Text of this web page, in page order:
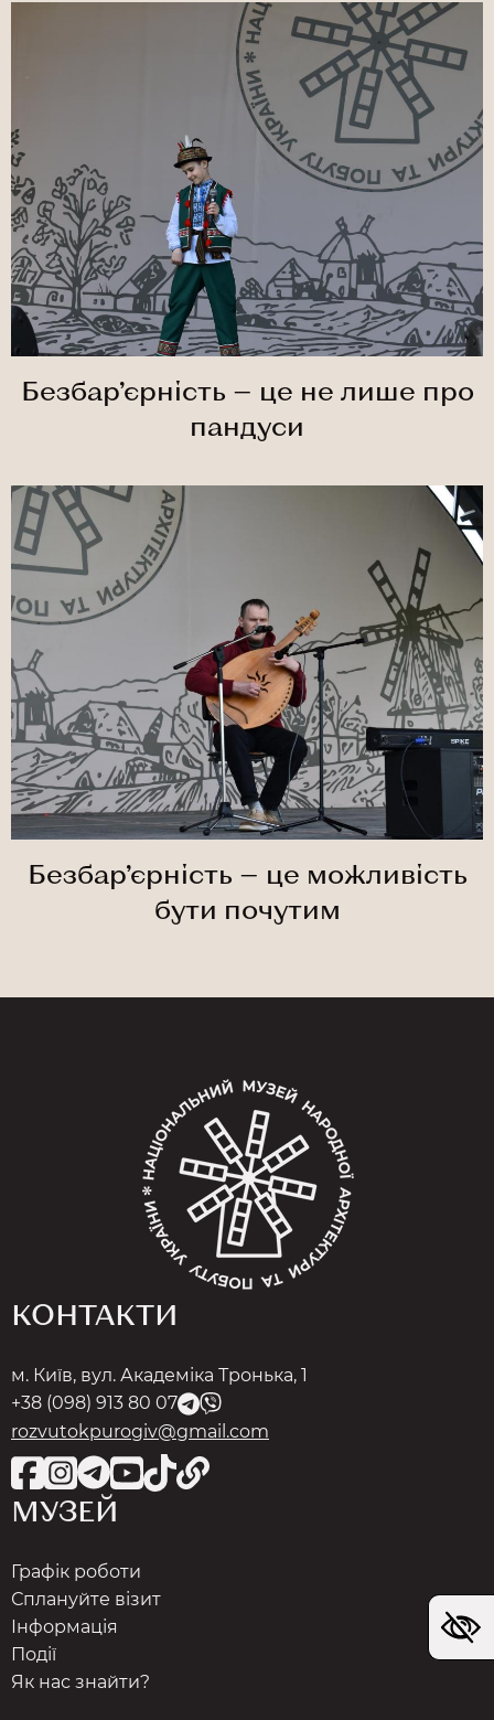
Безбар’єрність — це не лише про
пандуси
Безбар’єрність — це можливість
бути почутим
КОНТАКТИ
м. Київ, вул. Академіка Тронька, 1
+38 (098) 913 80 07
rozvutokpurogiv@gmail.com
МУЗЕЙ
Графік роботи
Сплануйте візит
Інформація
Події
Як нас знайти?